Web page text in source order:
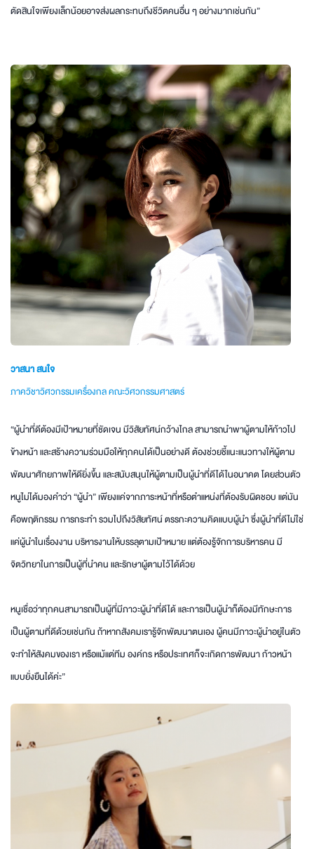
ตัดสินใจเพียงเล็กน้อยอาจส่งผลกระทบถึงชีวิตคนอื่น ๆ อย่างมากเช่นกัน”
วาสนา สนใจ
ภาควิชาวิศวกรรมเครื่องกล คณะวิศวกรรมศาสตร์
“ผู้นำที่ดีต้องมีเป้าหมายที่ชัดเจน มีวิสัยทัศน์กว้างไกล สามารถนำพาผู้ตามให้ก้าวไป
ข้างหน้า และสร้างความร่วมมือให้ทุกคนได้เป็นอย่างดี ต้องช่วยชี้แนะแนวทางให้ผู้ตาม
พัฒนาศักยภาพให้ดียิ่งขึ้น และสนับสนุนให้ผู้ตามเป็นผู้นำที่ดีได้ในอนาคต โดยส่วนตัว
หนูไม่ได้มองคำว่า “ผู้นำ” เพียงแค่จากภาระหน้าที่หรือตำแหน่งที่ต้องรับผิดชอบ แต่มัน
คือพฤติกรรม การกระทำ รวมไปถึงวิสัยทัศน์ ตรรกะความคิดแบบผู้นำ ซึ่งผู้นำที่ดีไม่ใช่
แค่ผู้นำในเรื่องงาน บริหารงานให้บรรลุตามเป้าหมาย แต่ต้องรู้จักการบริหารคน มี
จิตวิทยาในการเป็นผู้ที่นำคน และรักษาผู้ตามไว้ได้ด้วย
หนูเชื่อว่าทุกคนสามารถเป็นผู้ที่มีภาวะผู้นำที่ดีได้ และการเป็นผู้นำก็ต้องมีทักษะการ
เป็นผู้ตามที่ดีด้วยเช่นกัน ถ้าหากสังคมเรารู้จักพัฒนาตนเอง ผู้คนมีภาวะผู้นำอยู่ในตัว
จะทำให้สังคมของเรา หรือแม้แต่ทีม องค์กร หรือประเทศก็จะเกิดการพัฒนา ก้าวหน้า
แบบยั่งยืนได้ค่ะ”